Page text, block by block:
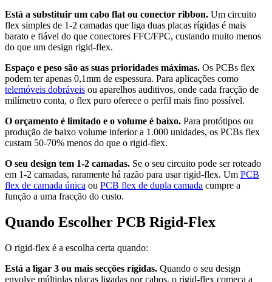
Está a substituir um cabo flat ou conector ribbon. Um circuito
flex simples de 1-2 camadas que liga duas placas rígidas é mais
barato e fiável do que conectores FFC/FPC, custando muito menos
do que um design rigid-flex.
Espaço e peso são as suas prioridades máximas. Os PCBs flex
podem ter apenas 0,1mm de espessura. Para aplicações como
telemóveis dobráveis ou aparelhos auditivos, onde cada fracção de
milímetro conta, o flex puro oferece o perfil mais fino possível.
O orçamento é limitado e o volume é baixo. Para protótipos ou
produção de baixo volume inferior a 1.000 unidades, os PCBs flex
custam 50-70% menos do que o rigid-flex.
O seu design tem 1-2 camadas. Se o seu circuito pode ser roteado
em 1-2 camadas, raramente há razão para usar rigid-flex. Um PCB
flex de camada única ou PCB flex de dupla camada cumpre a
função a uma fracção do custo.
Quando Escolher PCB Rigid-Flex
O rigid-flex é a escolha certa quando:
Está a ligar 3 ou mais secções rígidas. Quando o seu design
envolve múltiplas placas ligadas por cabos, o rigid-flex começa a